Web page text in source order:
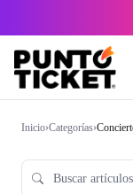
Inicio›Categorías›